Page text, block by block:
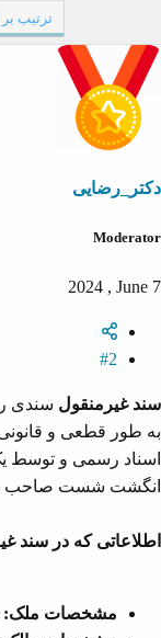
ترتیب
دکتر_رضایی
Moderator
2024 , June 7
#2
سند غیرمنقول سندی
به طور قطعی و
اسناد رسمی و توسط
انگشت شست صاحب
اطلاعاتی که در سند
مشخصات ملک: